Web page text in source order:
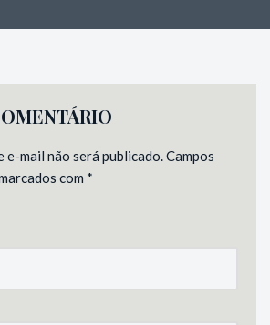
e-mail não será publicado.Campos
com *